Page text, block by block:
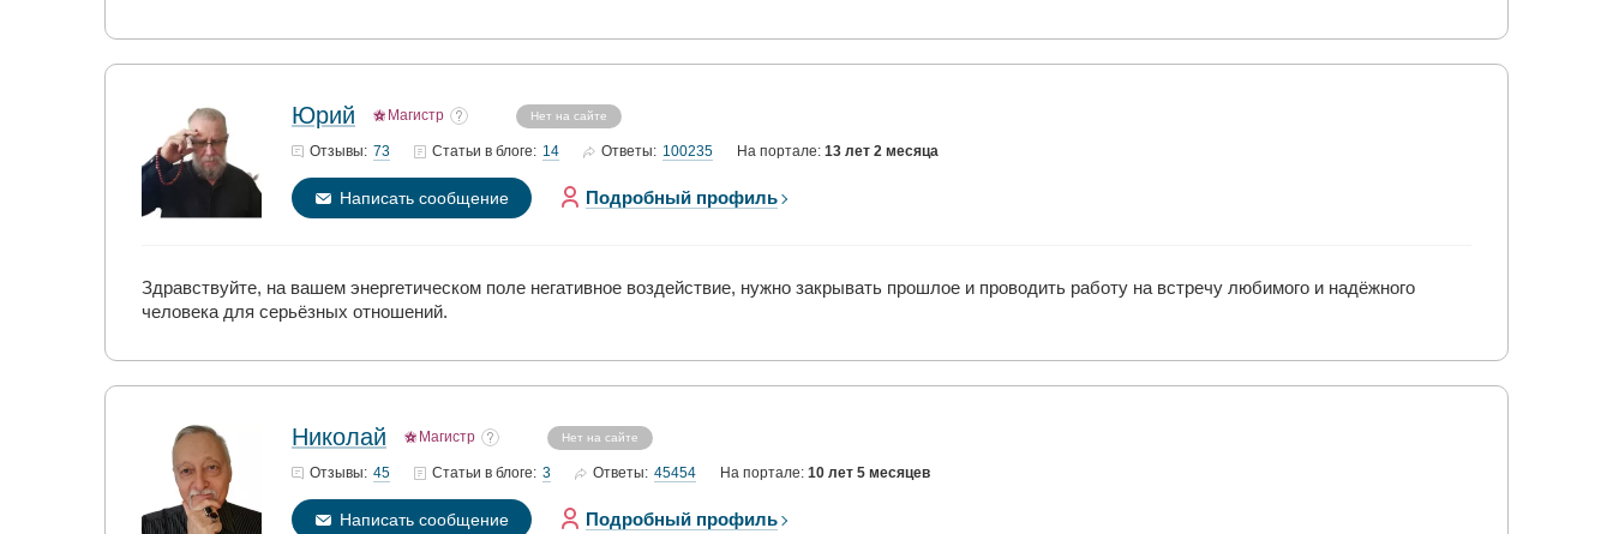
Юрий Магистр Нет на сайте
Отзывы: 73 Статьи в блоге: 14 Ответы: 100235 На портале: 13 лет 2 месяца
Написать сообщение Подробный профиль
Здравствуйте, на вашем энергетическом поле негативное воздействие, нужно закрывать прошлое и проводить работу на встречу любимого и надёжного
человека для серьёзных отношений.
Николай Магистр Нет на сайте
Отзывы: 45 Статьи в блоге: 3 Ответы: 45454 На портале: 10 лет 5 месяцев
Написать сообщение Подробный профиль